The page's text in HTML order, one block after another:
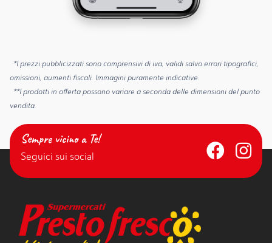
*I prezzi pubblicizzati sono comprensivi di iva, validi salvo errori tipografici,
omissioni, aumenti fiscali. Immagini puramente indicative.
**I prodotti in offerta possono variare a seconda delle dimensioni del punto
vendita.
Sempre vicino a Te!
Seguici sui social